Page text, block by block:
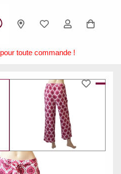
pour toute commande !